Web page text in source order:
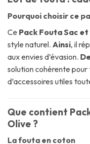
Pourquoi choisir ce
Ce Pack Fouta Sac
style naturel. Ainsi, il
aux envies d’évasion.
solution cohérente
d’accessoires utiles
Que contient
Olive ?
La fouta en coton